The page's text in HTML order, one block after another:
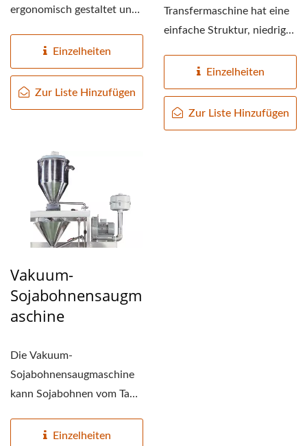
ergonomisch gestaltet und
Einzelheiten
Zur Liste Hinzufügen
Transfermaschine hat eine
einfache Struktur, niedrige
Einzelheiten
Zur Liste Hinzufügen
Vakuum-
Sojabohnensaugm
Aschine
Die Vakuum-
Sojabohnensaugmaschine
kann Sojabohnen vom Tank
nächsten...Einzelheiten